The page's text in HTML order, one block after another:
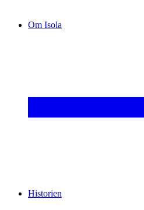
Om Isola
Historien